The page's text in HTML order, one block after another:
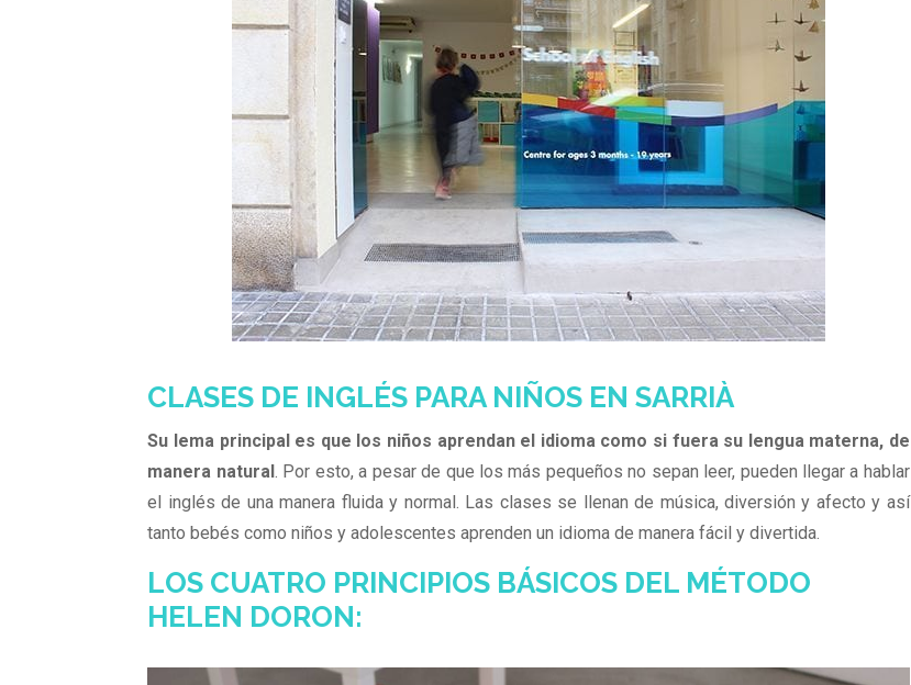
CLASES DE INGLÉS PARA NIÑOS EN SARRIÀ
Su lema principal es que los niños aprendan el idioma como si fuera su lengua materna, de
manera natural . Por esto, a pesar de que los más pequeños no sepan leer, pueden llegar a hablar
el inglés de una manera fluida y normal. Las clases se llenan de música, diversión y afecto y así
tanto bebés como niños y adolescentes aprenden un idioma de manera fácil y divertida.
LOS CUATRO PRINCIPIOS BÁSICOS DEL MÉTODO
HELEN DORON: